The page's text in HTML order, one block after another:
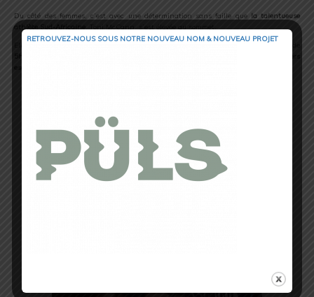
Du côté des femmes, c’est avec une détermination sans faille que la talentueuse
athlète Sud-Africaine
Elle conquiert ainsi la victoire tant convoitée en un temps époustouflant de
RETROUVEZ-NOUS SOUS NOTRE NOUVEAU NOM & NOUVEAU PROJET